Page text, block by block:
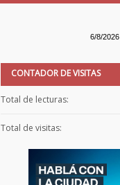
6/8/2026
CONTADOR DE VISITAS
Total de lecturas:
Total de visitas: